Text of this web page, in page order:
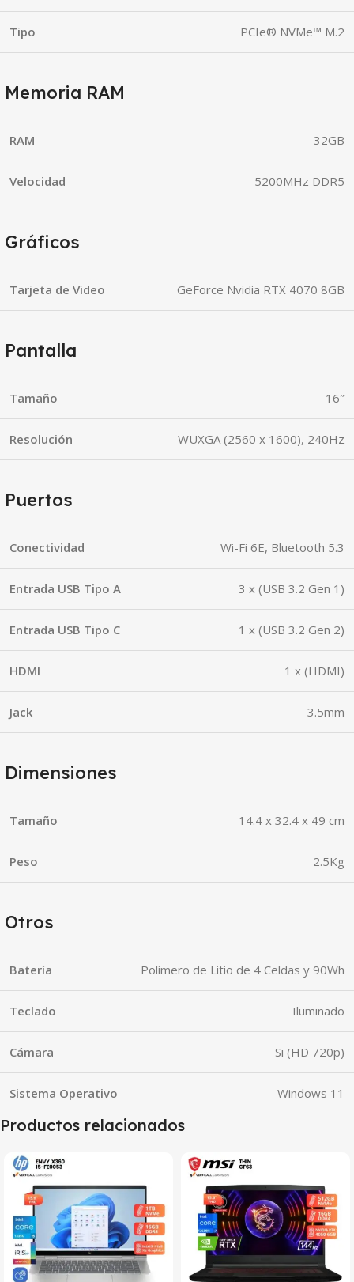
Tipo PCIe® NVMe™ M.2
Memoria RAM
RAM 32GB
Velocidad 5200MHz DDR5
Gráficos
Tarjeta de Video GeForce Nvidia RTX 4070 8GB
Pantalla
Tamaño 16″
Resolución WUXGA (2560 x 1600), 240Hz
Puertos
Conectividad Wi-Fi 6E, Bluetooth 5.3
Entrada USB Tipo A 3 x (USB 3.2 Gen 1)
Entrada USB Tipo C 1 x (USB 3.2 Gen 2)
HDMI 1 x (HDMI)
Jack 3.5mm
Dimensiones
Tamaño ‎14.4 x 32.4 x 49 cm
Peso 2.5Kg
Otros
Batería Polímero de Litio de 4 Celdas y 90Wh
Teclado Iluminado
Cámara Si (HD 720p)
Sistema Operativo Windows 11
Productos relacionados
SALE SALE